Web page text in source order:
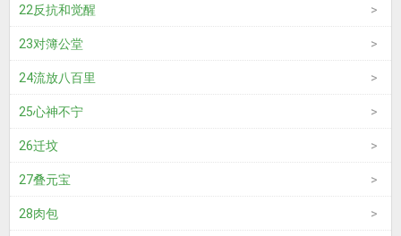
22反抗和觉醒
23对簿公堂
24流放八百里
25心神不宁
26迁坟
27叠元宝
28肉包